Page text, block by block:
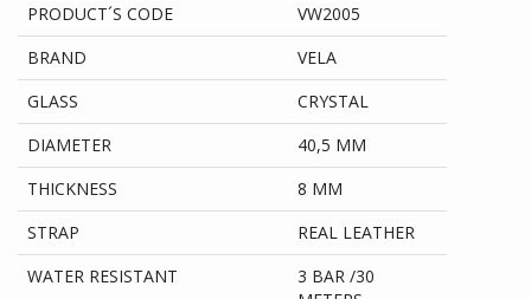
PRODUCT´S CODE
VW2005
BRAND
VELA
GLASS
CRYSTAL
DIAMETER
40,5 MM
THICKNESS
8 MM
STRAP
REAL LEATHER
WATER RESISTANT
3 BAR /30